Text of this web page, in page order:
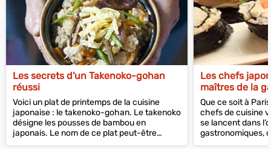
Les secrets d'un Takenoko-gohan
réussi
Voici un plat de printemps de la cuisine
japonaise : le takenoko-gohan. Le takenoko
désigne les pousses de bambou en
japonais. Le nom de ce plat peut-être
traduit en...
Les chefs
maîtres de la
Que ce soit à
chefs de cuisine
se lancent dans
gastronomiques,
gamme. Et leur...